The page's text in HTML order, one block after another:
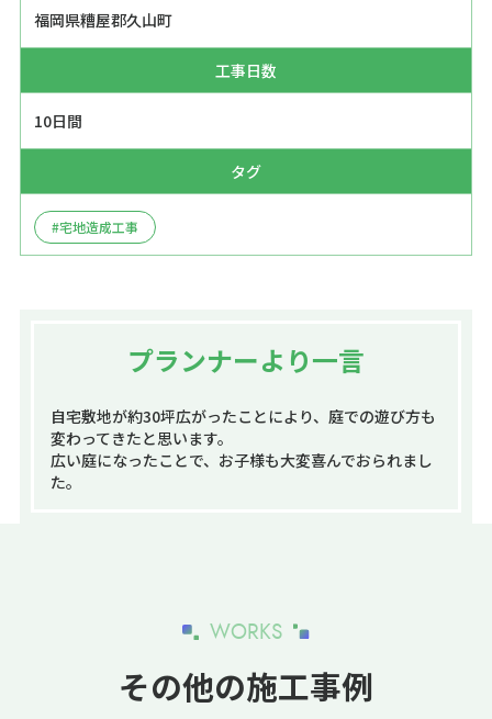
福岡県糟屋郡久山町
工事日数
10日間
タグ
#宅地造成工事
プランナーより一言
自宅敷地が約30坪広がったことにより、庭での遊び方も
変わってきたと思います。
広い庭になったことで、お子様も大変喜んでおられまし
た。
WORKS
その他の施工事例